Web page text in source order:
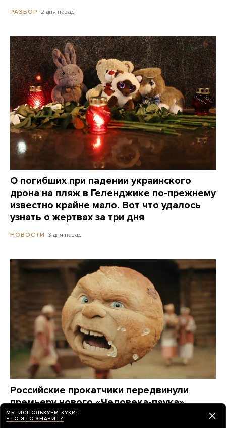
РАЗБОР 2 дня назад
О погибших при падении украинского
дрона на пляж в Геленджике по-прежнему
известно крайне мало. Вот что удалось
узнать о жертвах за три дня
НОВОСТИ 3 дня назад
Российские прокатчики передвинули
премьеру нового «Человека-паука»,
чтобы выпустить в прокат фильм
МЫ ИСПОЛЬЗУЕМ КУКИ!
ЧТО ЭТО ЗНАЧИТ?